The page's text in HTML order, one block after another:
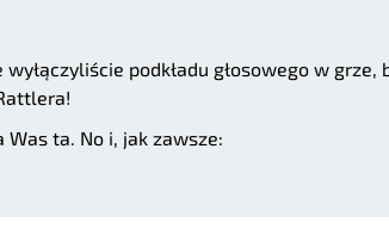
podkładu głosowego w grze,
ta. No i, jak zawsze: